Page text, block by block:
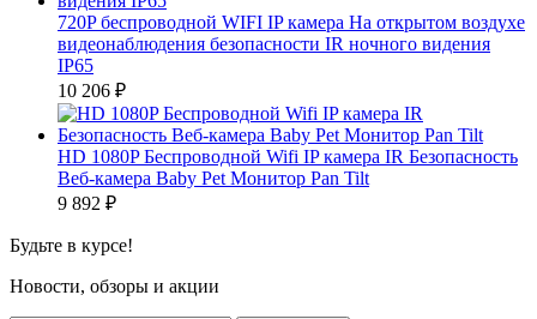
720P беспроводной WIFI IP камера На открытом воздухе
видеонаблюдения безопасности IR ночного видения
IP65
10 206 ₽
HD 1080P Беспроводной Wifi IP камера IR Безопасность
Веб-камера Baby Pet Монитор Pan Tilt
9 892 ₽
Будьте в курсе!
Новости, обзоры и акции